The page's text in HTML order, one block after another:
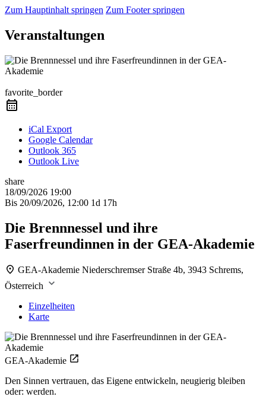
Zum Hauptinhalt springen Zum Footer springen
Veranstaltungen
favorite_border
iCal Export
Google Calendar
Outlook 365
Outlook Live
share
18/09/2026 19:00
Bis 20/09/2026, 12:00 1d 17h
Die Brennnessel und ihre
Faserfreundinnen in der GEA-Akademie
GEA-Akademie Niederschremser Straße 4b, 3943 Schrems,
Österreich
Einzelheiten
Karte
GEA-Akademie
Den Sinnen vertrauen, das Eigene entwickeln, neugierig bleiben
oder: werden.